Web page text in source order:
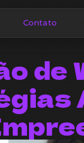
Contato
de